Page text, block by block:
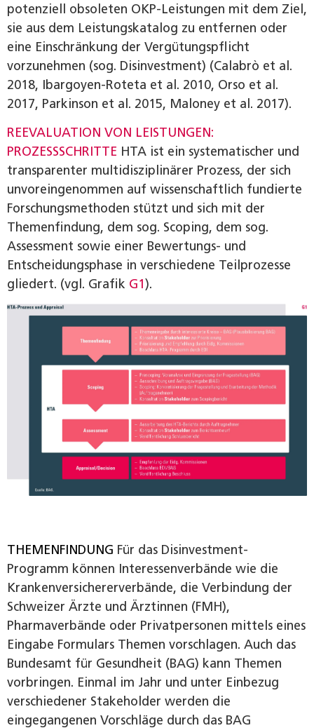
potenziell obsoleten OKP-Leistungen mit dem Ziel,
sie aus dem Leistungskatalog zu entfernen oder
eine Einschränkung der Vergütungspflicht
vorzunehmen (sog. Disinvestment) (Calabrò et al.
2018, Ibargoyen-Roteta et al. 2010, Orso et al.
2017, Parkinson et al. 2015, Maloney et al. 2017).
REEVALUATION VON LEISTUNGEN:
PROZESSSCHRITTE HTA ist ein systematischer und
transparenter multidisziplinärer Prozess, der sich
unvoreingenommen auf wissenschaftlich fundierte
Forschungsmethoden stützt und sich mit der
Themenfindung, dem sog. Scoping, dem sog.
Assessment sowie einer Bewertungs- und
Entscheidungsphase in verschiedene Teilprozesse
gliedert. (vgl. Grafik G1).
THEMENFINDUNG Für das Disinvestment-
Programm können Interessenverbände wie die
Krankenversichererverbände, die Verbindung der
Schweizer Ärzte und Ärztinnen (FMH),
Pharmaverbände oder Privatpersonen mittels eines
Eingabe­ Formulars Themen vorschlagen. Auch das
Bundesamt für Gesundheit (BAG) kann Themen
vorbrin­gen. Einmal im Jahr und unter Einbezug
verschiedener Stakeholder werden die
eingegangenen Vorschläge durch das BAG